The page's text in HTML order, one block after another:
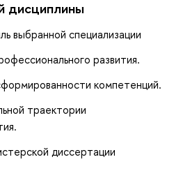
дисциплины
выбранной специализации
развития.
компетенций.
траектории
диссертации